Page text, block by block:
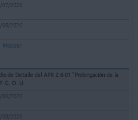
07/2026
08/2026
Mostrar
de Detalle del APR 2.6-01 "Prolongación de la
G. O. U.
06/2026
08/2026